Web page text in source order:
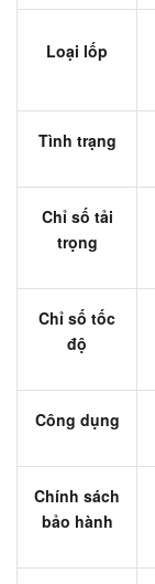
Loại lốp
Tình trạng
Chỉ số tải
trọng
Chỉ số tốc
độ
Công dụng
Chính sách
bảo hành